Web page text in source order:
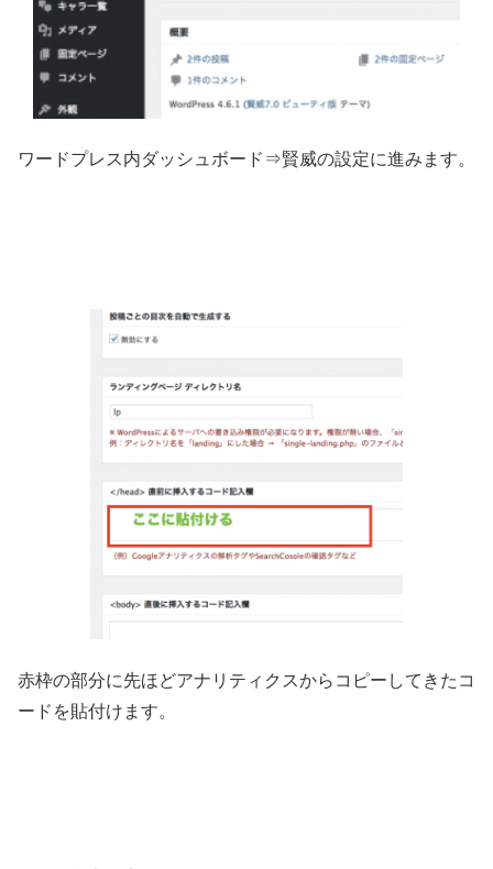
ワードプレス内ダッシュボード⇒賢威の設定に進みます。
赤枠の部分に先ほどアナリティクスからコピーしてきたコ
ードを貼付けます。